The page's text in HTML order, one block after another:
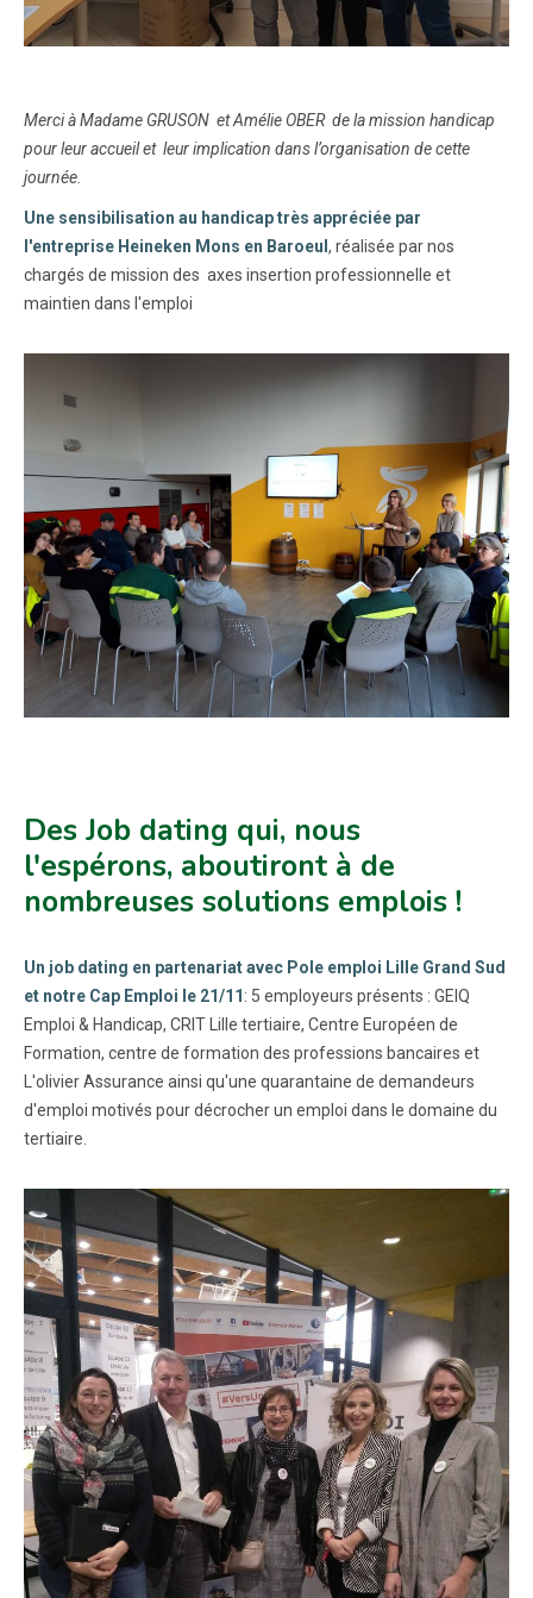
Merci à Madame GRUSON et Amélie OBER de la mission handicap
pour leur accueil et leur implication dans l’organisation de cette
journée.
Une sensibilisation au handicap très appréciée par
l'entreprise Heineken Mons en Baroeul , réalisée par nos
chargés de mission des axes insertion professionnelle et
maintien dans l'emploi
Des Job dating qui, nous
l'espérons, aboutiront à de
nombreuses solutions emplois !
Un job dating en partenariat avec Pole emploi Lille Grand Sud
et notre Cap Emploi le 21/11 : 5 employeurs présents : GEIQ
Emploi & Handicap, CRIT Lille tertiaire, Centre Européen de
Formation, centre de formation des professions bancaires et
L'olivier Assurance ainsi qu'une quarantaine de demandeurs
d'emploi motivés pour décrocher un emploi dans le domaine du
tertiaire.